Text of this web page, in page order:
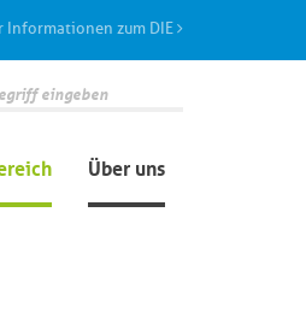
Informationen zum DIE
Über uns